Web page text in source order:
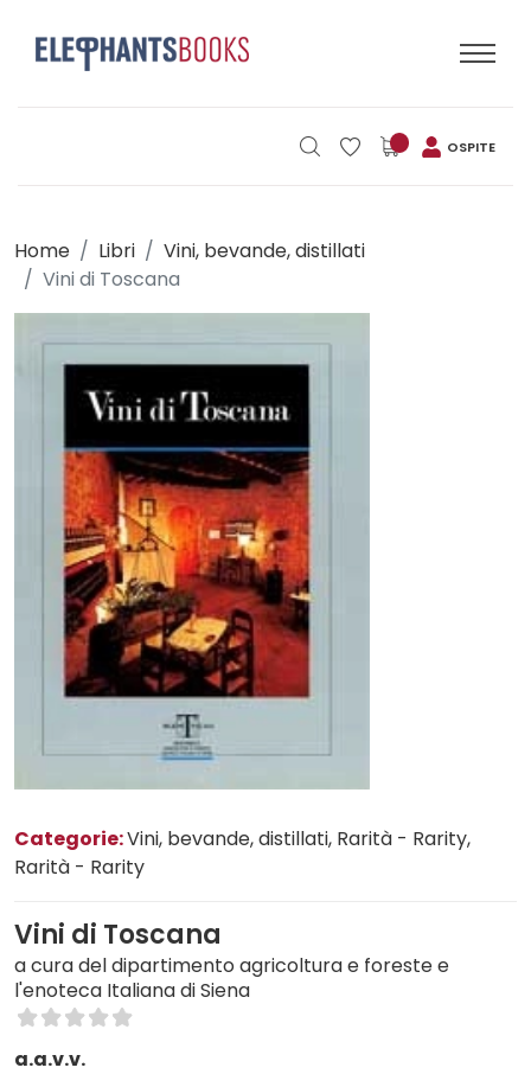
OSPITE
Home Libri
Vini, bevande, distillati
Vini di Toscana
Categorie:Vini, bevande, distillati, Rarità - Rarity,
Rarità - Rarity
Vini di Toscana
a cura del dipartimento agricoltura e foreste e
l'enoteca Italiana di Siena
a.a.v.v.